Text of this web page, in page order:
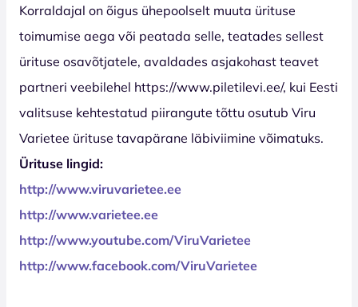
Korraldajal on õigus ühepoolselt muuta ürituse
toimumise aega või peatada selle, teatades sellest
ürituse osavõtjatele, avaldades asjakohast teavet
partneri veebilehel https://www.piletilevi.ee/, kui Eesti
valitsuse kehtestatud piirangute tõttu osutub Viru
Varietee ürituse tavapärane läbiviimine võimatuks.
Ürituse lingid:
http://www.viruvarietee.ee
http://www.varietee.ee
http://www.youtube.com/ViruVarietee
http://www.facebook.com/ViruVarietee